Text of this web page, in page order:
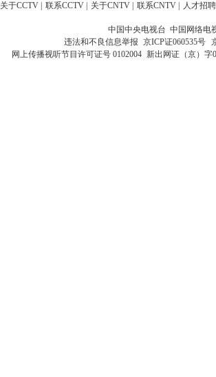
关于CCTV 联系CCTV 关于CNTV 联系CNTV 人才招聘
中国中央电视台 中国网络电
违法和不良信息举报 京ICP证060535号
网上传播视听节目许可证号 0102004 新出网证（京）